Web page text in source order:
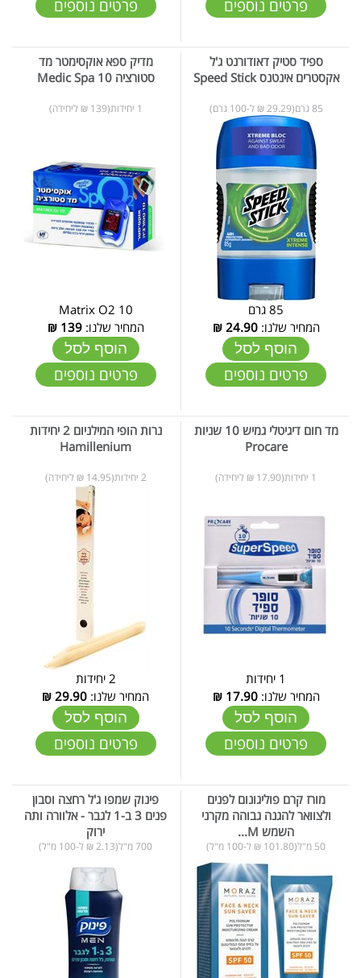
פרטים נוספים פרטים נוספים
ספיד סטיק דאודורנט ג'ל
אקסטרים אינטנס Speed Stick
85 גרם(29.29 ₪ ל-100 גרם)
85 גרם
המחיר שלנו:24.90
₪
הוסף לסל
פרטים נוספים
מדיק ספא אוקסימטר מד
סטורציה 10 Medic Spa
1 יחידות(139 ₪ ליחידה)
Matrix O2 10
המחיר שלנו:139
₪
הוסף לסל
פרטים נוספים
מד חום דיגיטלי גמיש 10 שניות
Procare
1 יחידות(17.90 ₪ ליחידה)
1 יחידות
המחיר שלנו:17.90
₪
הוסף לסל
פרטים נוספים
נרות הופי המילניום 2 יחידות
Hamillenium
2 יחידות(14.95 ₪ ליחידה)
2 יחידות
המחיר שלנו: 29.90
₪
הוסף לסל
פרטים נוספים
מורז קרם פוליגונום לפנים
ולצוואר להגנה גבוהה מקרני
השמש M...
50 מ"ל(101.80 ₪ ל-100 מ"ל)
פינוק שמפו ג'ל רחצה וסבון
פנים 3 ב-1 לגבר - אלוורה ותה
ירוק
700 מ"ל(2.13 ₪ ל-100 מ"ל)